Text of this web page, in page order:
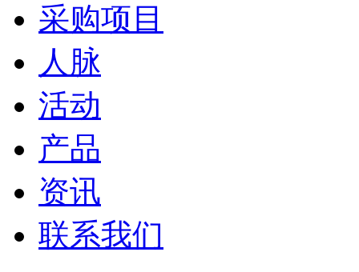
采购项目
人脉
活动
产品
资讯
联系我们